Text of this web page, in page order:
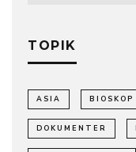
TOPIK
ASIA BIOSKOP
DOKUMENTER